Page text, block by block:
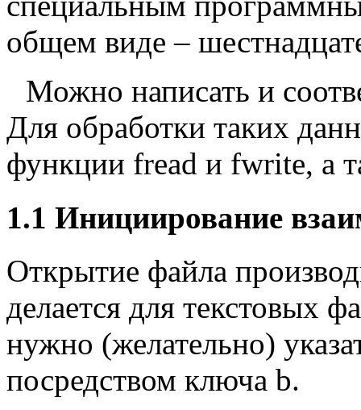
общем виде –
Можно написать и
Для обработки таких
функции fread и fwrite, а
1.1 Инициирование
Открытие файла
делается для текстовых
нужно (желательно)
посредством ключа b.